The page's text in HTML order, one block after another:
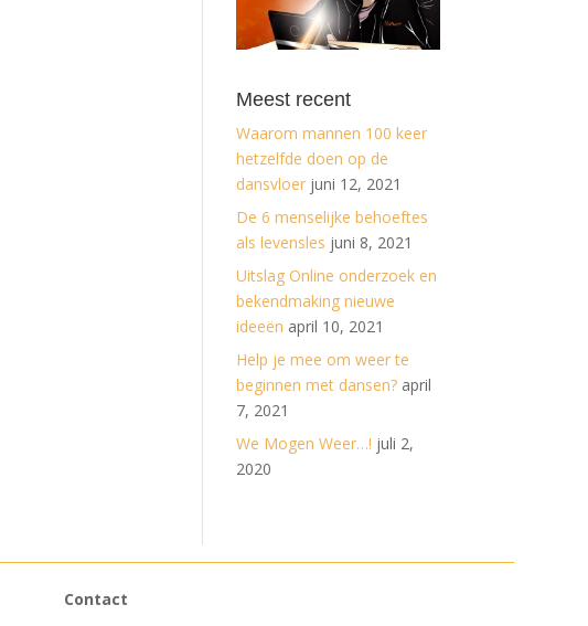
Meest recent
Waarom mannen 100 keer
hetzelfde doen op de
dansvloer juni 12, 2021
De 6 menselijke behoeftes
als levensles juni 8, 2021
Uitslag Online onderzoek en
bekendmaking nieuwe
ideeën april 10, 2021
Help je mee om weer te
beginnen met dansen? april
7, 2021
We Mogen Weer…! juli 2,
2020
Contact